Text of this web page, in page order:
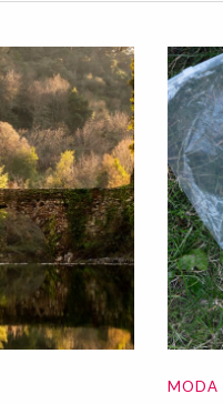
MODA